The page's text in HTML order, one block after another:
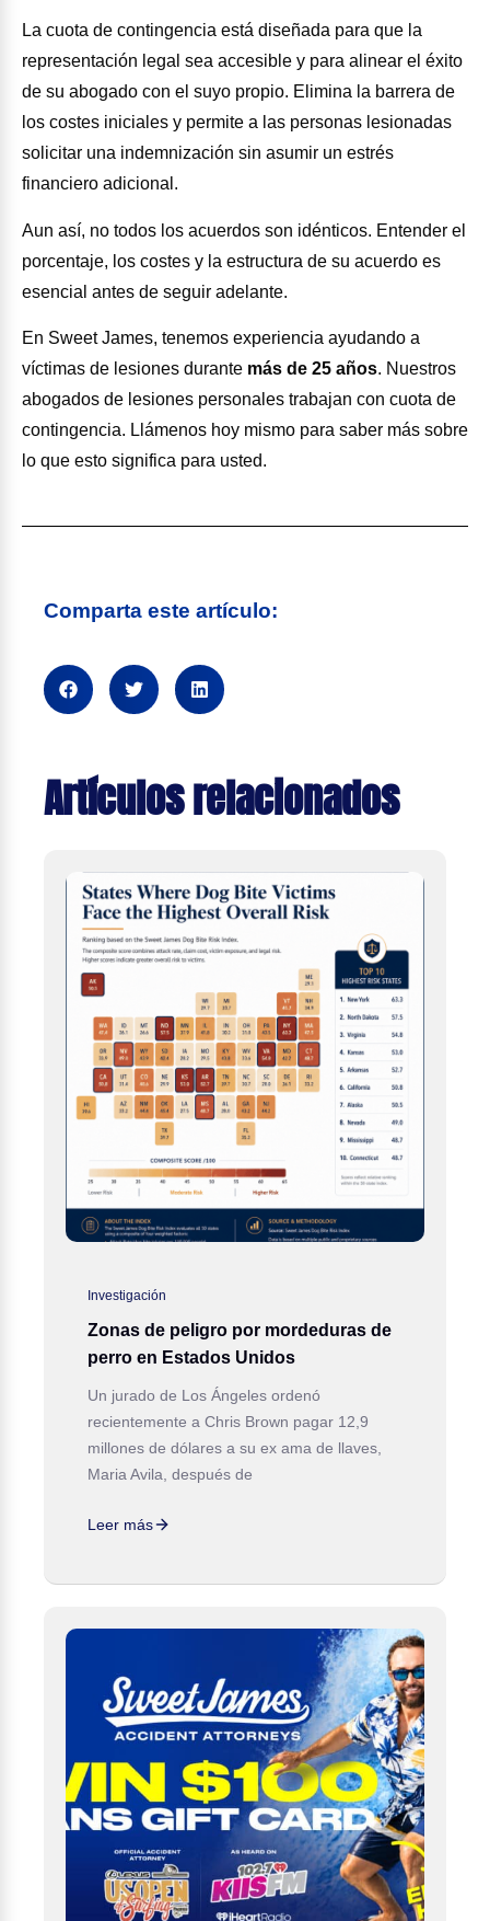
La cuota de contingencia está diseñada para que la
representación legal sea accesible y para alinear el éxito
de su abogado con el suyo propio. Elimina la barrera de
los costes iniciales y permite a las personas lesionadas
solicitar una indemnización sin asumir un estrés
financiero adicional.
Aun así, no todos los acuerdos son idénticos. Entender el
porcentaje, los costes y la estructura de su acuerdo es
esencial antes de seguir adelante.
En Sweet James, tenemos experiencia ayudando a
víctimas de lesiones durante más de 25 años. Nuestros
abogados de lesiones personales trabajan con cuota de
contingencia. Llámenos hoy mismo para saber más sobre
lo que esto significa para usted.
Comparta este artículo:
Artículos relacionados
Investigación
Zonas de peligro por mordeduras de
perro en Estados Unidos
Un jurado de Los Ángeles ordenó
recientemente a Chris Brown pagar 12,9
millones de dólares a su ex ama de llaves,
Maria Avila, después de
Leer más